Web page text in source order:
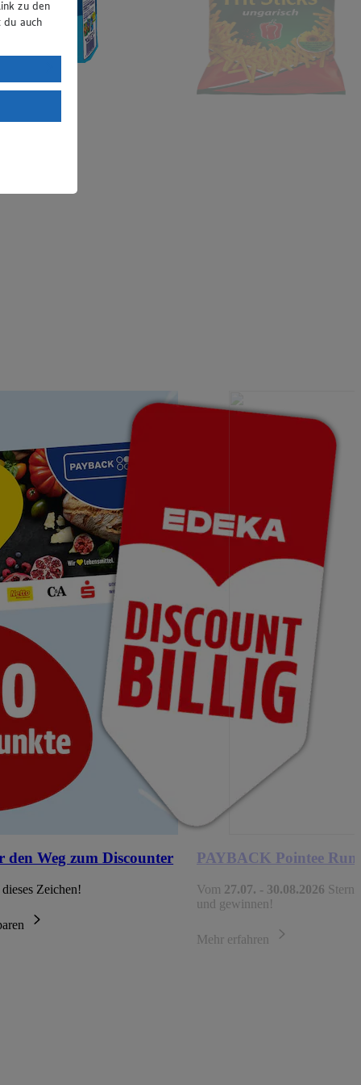
den Weg zum Discounter
Zeichen!
PAYBACK Pointee Run
Vom 27.07. - 30.08.2026
und gewinnen!
Mehr erfahren
zu den
auch
DSGVO
mit
das